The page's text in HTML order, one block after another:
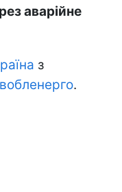
аварійне
з
.